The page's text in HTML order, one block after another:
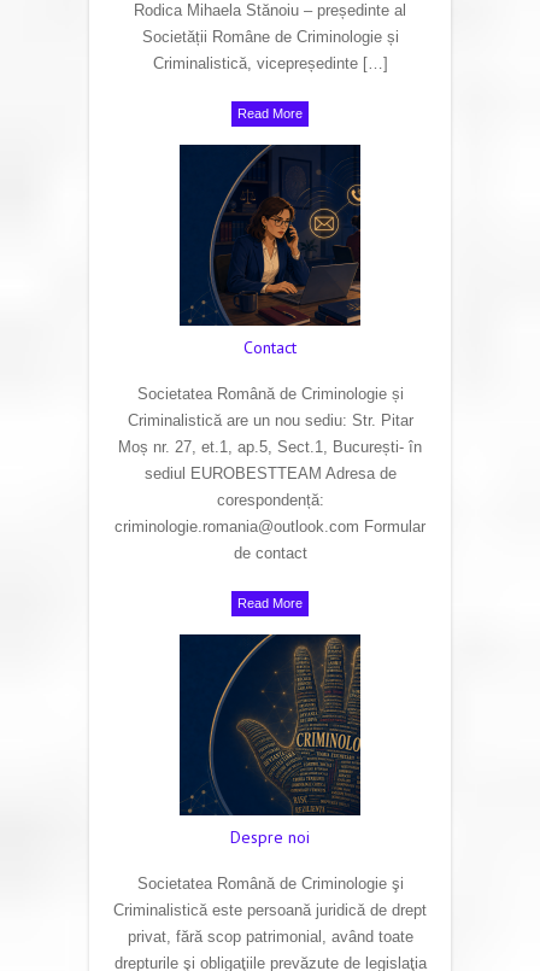
Rodica Mihaela Stănoiu – președinte al
Societății Române de Criminologie și
Criminalistică, vicepreședinte […]
Read More
Contact
Societatea Română de Criminologie și
Criminalistică are un nou sediu: Str. Pitar
Moș nr. 27, et.1, ap.5, Sect.1, București- în
sediul EUROBESTTEAM Adresa de
corespondență:
criminologie.romania@outlook.com Formular
de contact
Read More
Despre noi
Societatea Română de Criminologie şi
Criminalistică este persoană juridică de drept
privat, fără scop patrimonial, având toate
drepturile şi obligaţiile prevăzute de legislaţia